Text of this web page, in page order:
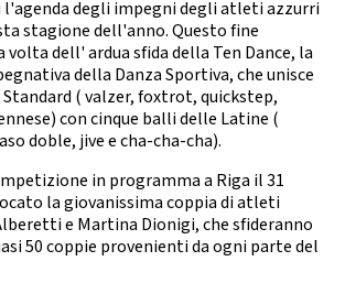
l'agenda degli impegni degli atleti azzurri
stagione dell'anno. Questo fine
dell' ardua sfida della Ten Dance, la
della Danza Sportiva, che unisce
( valzer, foxtrot, quickstep,
con cinque balli delle Latine (
doble, jive e cha-cha-cha).
in programma a Riga il 31
la giovanissima coppia di atleti
e Martina Dionigi, che sfideranno
50 coppie provenienti da ogni parte del